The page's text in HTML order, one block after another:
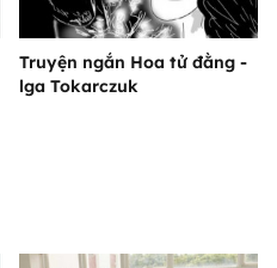
Truyện ngắn Hoa tử đằng -
lga Tokarczuk